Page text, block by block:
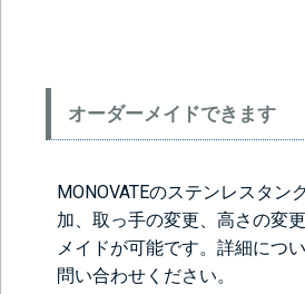
オーダーメイドできます
MONOVATEのステンレスタン
加、取っ手の変更、高さの変
メイドが可能です。詳細につ
問い合わせください。